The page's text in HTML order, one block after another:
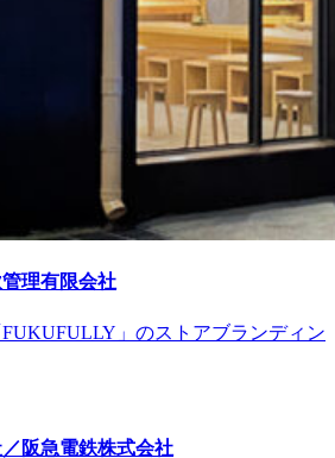
理有限会社
」のストアブランディン
阪急電鉄株式会社